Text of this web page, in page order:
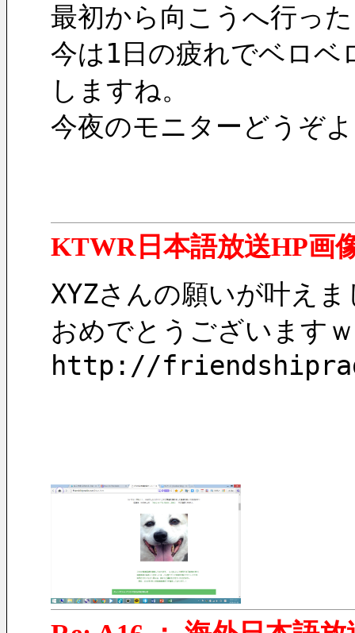
最初から向こうへ行っ
今は1日の疲れでベロ
しますね。
今夜のモニターどうぞ
KTWR日本語放送HP画
XYZさんの願いが叶え
おめでとうございますｗ
http://